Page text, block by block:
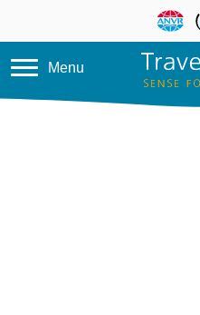
Menu